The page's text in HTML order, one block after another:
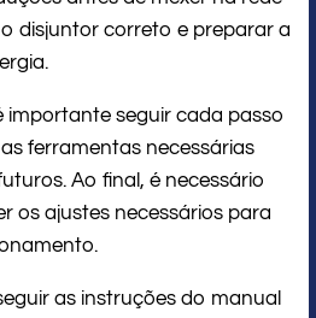
disjuntor correto e preparar a
importante seguir cada passo
ferramentas necessárias
Ao final, é necessário
os ajustes necessários para
as instruções do manual